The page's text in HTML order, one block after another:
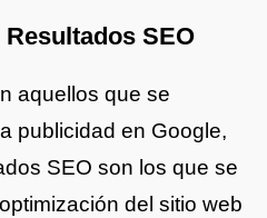
SEO
aquellos que se
publicidad en Google,
SEO son los que se
del sitio web